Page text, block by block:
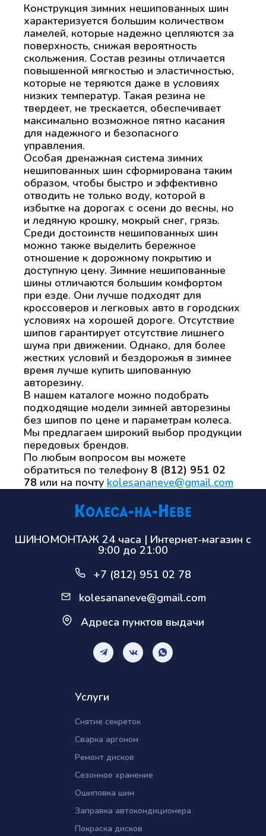
Конструкция зимних нешипованных шин
характеризуется большим количеством
ламелей, которые надежно цепляются за
поверхность, снижая вероятность
скольжения. Состав резины отличается
повышенной мягкостью и эластичностью,
которые не теряются даже в условиях
низких температур. Такая резина не
твердеет, не трескается, обеспечивает
максимально возможное пятно касания
для надежного и безопасного
управления.
Особая дренажная система зимних
нешипованных шин сформирована таким
образом, чтобы быстро и эффективно
отводить не только воду, которой в
избытке на дорогах с осени до весны, но
и ледяную крошку, мокрый снег, грязь.
Среди достоинств нешипованных шин
можно также выделить бережное
отношение к дорожному покрытию и
доступную цену. Зимние нешипованные
шины отличаются большим комфортом
при езде. Они лучше подходят для
кроссоверов и легковых авто в городских
условиях на хорошей дороге. Отсутствие
шипов гарантирует отсутствие лишнего
шума при движении. Однако, для более
жестких условий и бездорожья в зимнее
время лучше купить шипованную
авторезину.
В нашем каталоге можно подобрать
подходящие модели зимней авторезины
без шипов по цене и параметрам колеса.
Мы предлагаем широкий выбор продукции
передовых брендов.
По любым вопросом вы можете
обратиться по телефону 8 (812) 951 02
78 или на почту kolesananeve@gmail.com
ШИНОМОНТАЖ 24 часа | Интернет-магазин с
9:00 до 21:00
+7 (812) 951 02 78
kolesananeve@gmail.com
Адреса пунктов выдачи
Услуги
Снятие секреток
Сварка аргоном
Ремонт дисков
Сезонное хранение
Ошиповка шин
Заправка автокондиционера
Покраска дисков